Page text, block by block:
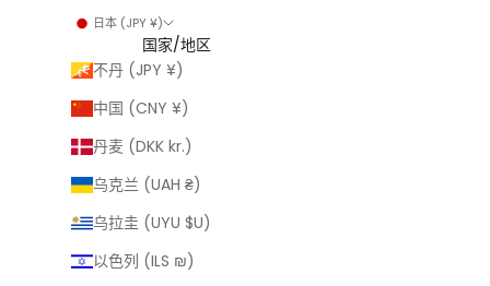
日本 (JPY ¥)
国家/地区
不丹 (JPY ¥)
中国 (CNY ¥)
丹麦 (DKK kr.)
乌克兰 (UAH ₴)
乌拉圭 (UYU $U)
以色列 (ILS ₪)